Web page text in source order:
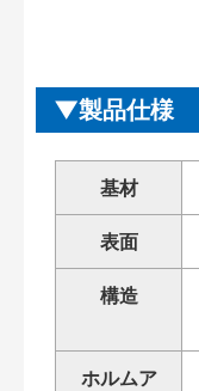
製品仕様
基材
表面
構造
ホルムア